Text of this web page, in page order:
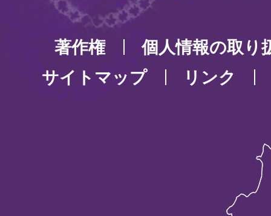
著作権
個人情報の取り
サイトマップ
リンク